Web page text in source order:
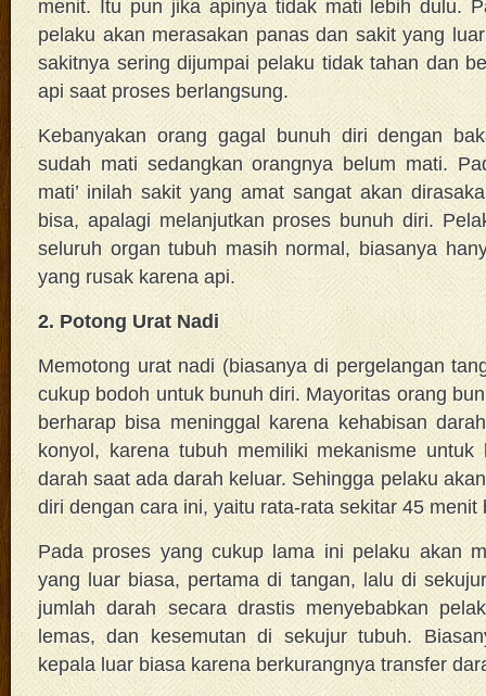
menit. Itu pun jika apinya tidak mati lebih dulu.
pelaku akan merasakan panas dan sakit yang
sakitnya sering dijumpai pelaku tidak tahan dan
api saat proses berlangsung.
Kebanyakan orang gagal bunuh diri dengan
sudah mati sedangkan orangnya belum mati.
mati’ inilah sakit yang amat sangat akan
bisa, apalagi melanjutkan proses bunuh diri.
seluruh organ tubuh masih normal, biasanya
yang rusak karena api.
2. Potong Urat Nadi
Memotong urat nadi (biasanya di pergelangan
cukup bodoh untuk bunuh diri. Mayoritas orang
berharap bisa meninggal karena kehabisan
konyol, karena tubuh memiliki mekanisme untuk
darah saat ada darah keluar. Sehingga pelaku akan
diri dengan cara ini, yaitu rata-rata sekitar 45 menit
Pada proses yang cukup lama ini pelaku akan
yang luar biasa, pertama di tangan, lalu di
jumlah darah secara drastis menyebabkan
lemas, dan kesemutan di sekujur tubuh.
kepala luar biasa karena berkurangnya transfer